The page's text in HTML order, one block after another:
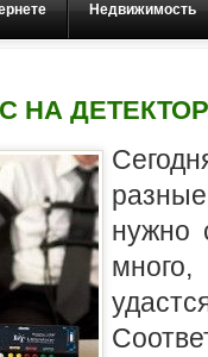
Недвижимость
НА
нужно